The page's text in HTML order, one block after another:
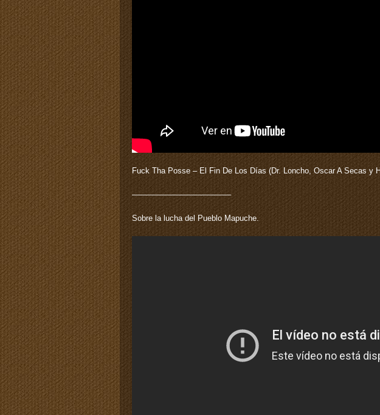
Fuck Tha Posse – El Fin De Los Días (Dr. Loncho, Oscar A Secas y
————————————–
Sobre la lucha del Pueblo Mapuche.